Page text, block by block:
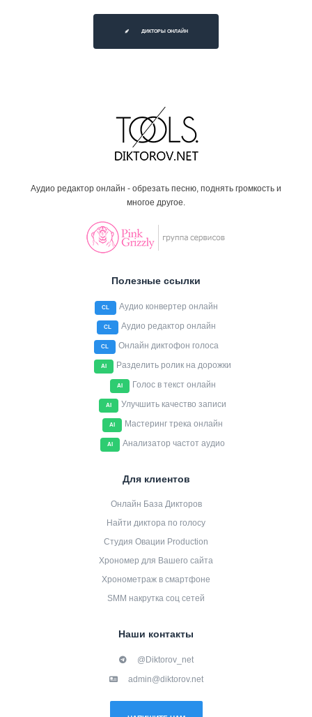
ДИКТОРЫ ОНЛАЙН
Аудио редактор онлайн - обрезать песню, поднять громкость и
многое другое.
Полезные ссылки
CL Аудио конвертер онлайн
CL Аудио редактор онлайн
CL Онлайн диктофон голоса
AI Разделить ролик на дорожки
AI Голос в текст онлайн
AI Улучшить качество записи
AI Мастеринг трека онлайн
AI Анализатор частот аудио
Для клиентов
Онлайн База Дикторов
Найти диктора по голосу
Студия Овации Production
Хрономер для Вашего сайта
Хронометраж в смартфоне
SMM накрутка соц сетей
Наши контакты
@Diktorov_net
admin@diktorov.net